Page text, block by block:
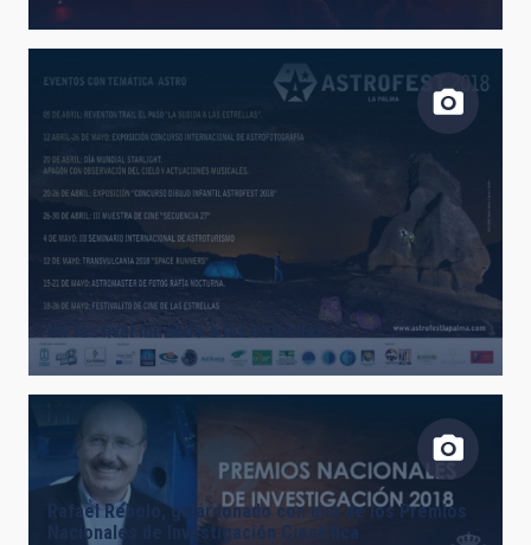
Un festival mirando a las estrellas
Rafael Rebolo, galardonado con uno de los Premios
Nacionales de Investigación Científica